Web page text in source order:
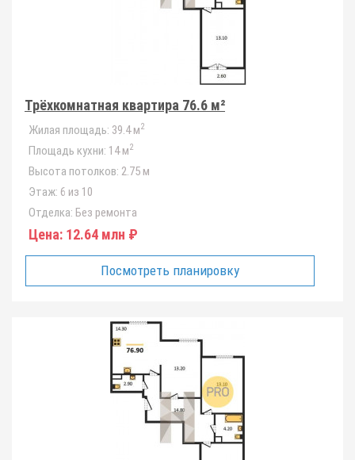
Трёхкомнатная квартира 76.6 м²
Жилая площадь: 39.4 м2
Площадь кухни: 14 м2
Высота потолков: 2.75 м
Этаж: 6 из 10
Отделка: Без ремонта
Цена: 12.64 млн ₽
Посмотреть планировку